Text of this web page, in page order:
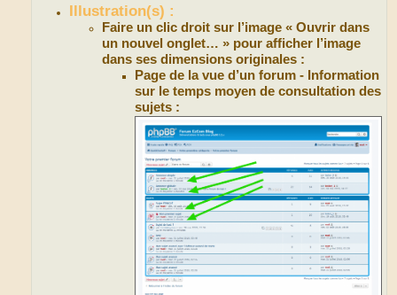
Illustration(s) :
Faire un clic droit sur l’image « Ouvrir dans
un nouvel onglet… » pour afficher l’image
dans ses dimensions originales :
Page de la vue d’un forum - Information
sur le temps moyen de consultation des
sujets :